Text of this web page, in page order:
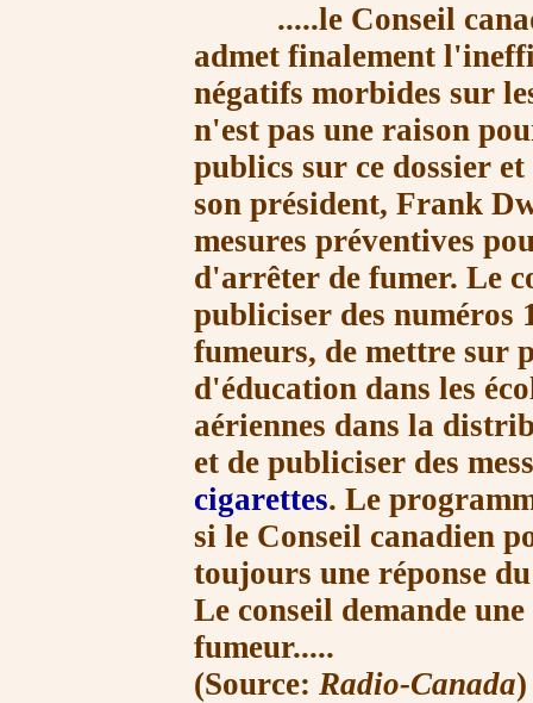
.....le Conseil
admet finalement
négatifs morbides sur
n'est pas une raison
publics sur ce dossier
son président, Frank
mesures préventives
d'arrêter de fumer. Le
publiciser des numéros
fumeurs, de mettre sur
d'éducation dans les
aériennes dans la
et de publiciser des
cigarettes. Le
si le Conseil canadien
toujours une réponse
Le conseil demande
fumeur.....
(Source: Radio-Canada)